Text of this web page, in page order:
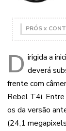
PRÓS x
D irigida a
deverá
frente com
Rebel T4i. Entre
os da versão
(24,1